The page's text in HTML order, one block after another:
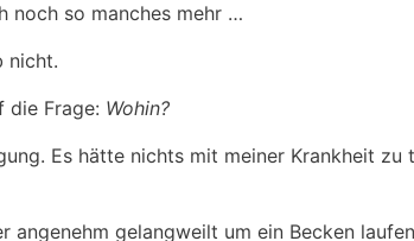
noch so manches mehr …
nicht.
die Frage: Wohin?
Es hätte nichts mit meiner Krankheit
angenehm gelangweilt um ein Becken